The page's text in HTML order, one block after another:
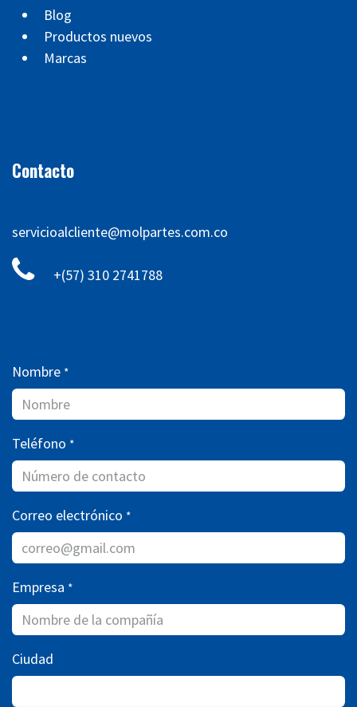
Blog
Productos nuevos
Marcas
Contacto
servicioalcliente@molpartes.com.co
+(57) 310 2741788
Nombre *
Teléfono *
Correo electrónico *
Empresa *
Ciudad